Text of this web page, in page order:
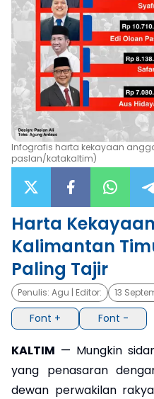
Infografis harta kekayaan
paslan/katakaltim)
Harta Kekayaan
Kalimantan
Paling Tajir
Penulis: Agu | Editor: 13
Font + Font -
KALTIM — Mungkin
yang penasaran
dewan perwakilan